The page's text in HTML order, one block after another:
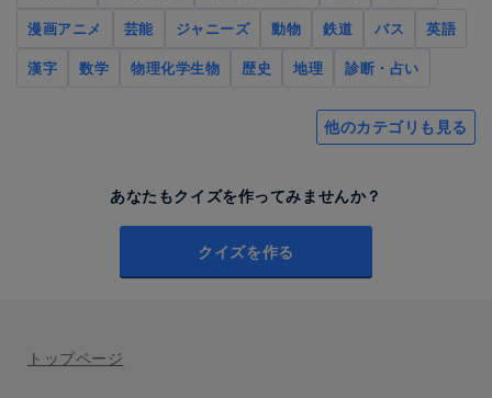
漫画アニメ
芸能 ジャニーズ 動物 鉄道 バス
英語
漢字
数学 物理化学生物 歴史 地理 診断・占い
他のカテゴリも見る
あなたもクイズを作ってみませんか？
クイズを作る
トップページ